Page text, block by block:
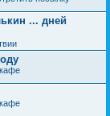
... дней